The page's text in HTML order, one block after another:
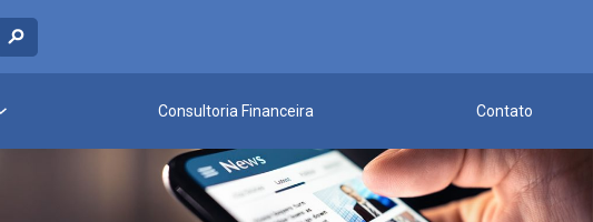
Consultoria Financeira Contato